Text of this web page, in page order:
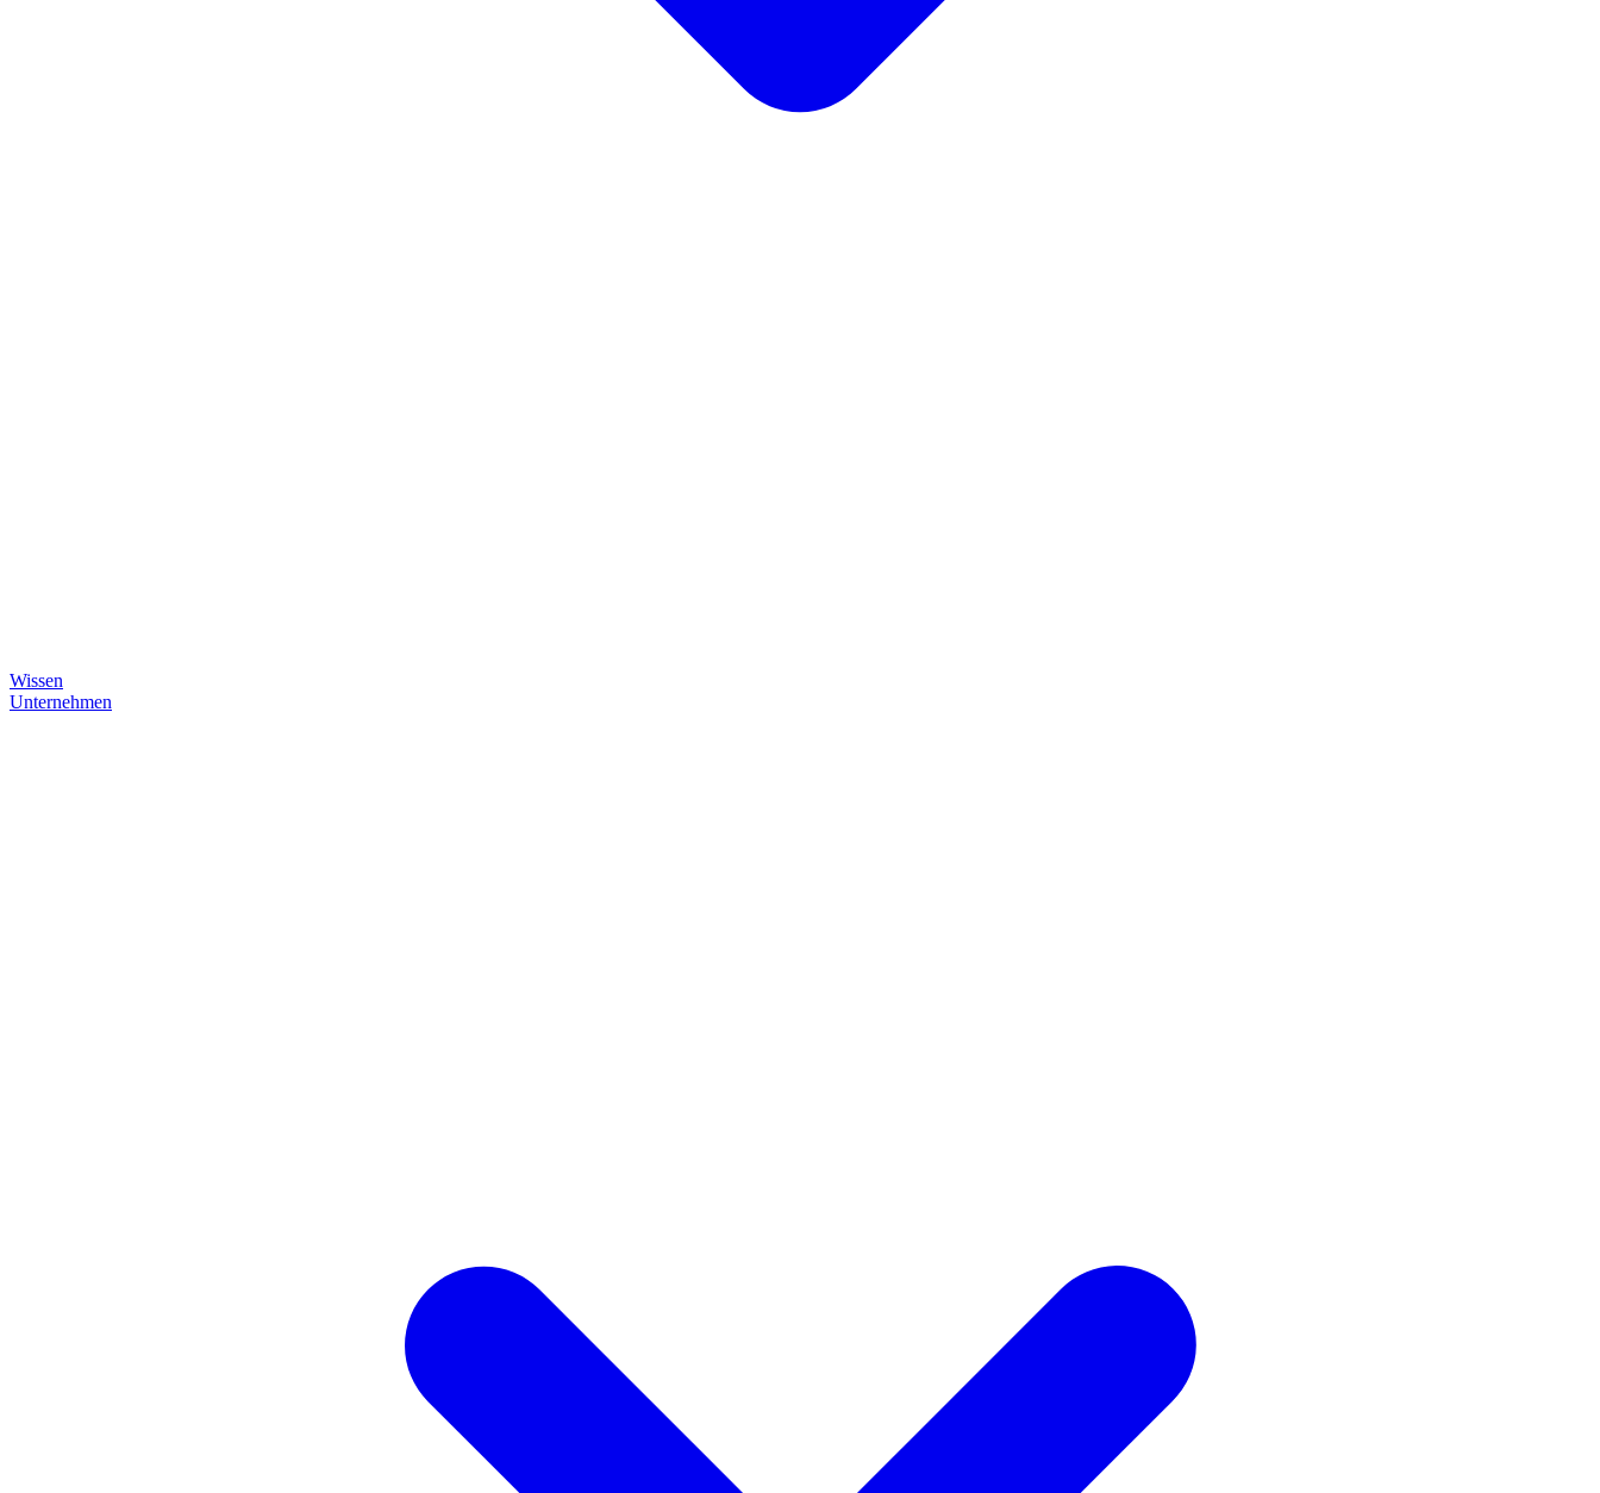
Wissen
Unternehmen